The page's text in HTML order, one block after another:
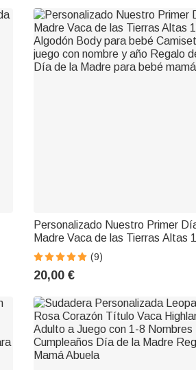
Personalizado Nuestro Primer
Madre Vaca de las Tierras Altas
Algodón Body para bebé
juego con nombre y año Regalo
Día de la Madre para bebé mamá
(9)
20,00 €